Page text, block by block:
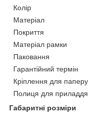
Колір
Матеріал
Покриття
Матеріал рамки
Паковання
Гарантійний термін
Кріплення для паперу
Полиця для приладдя
Габаритні розміри